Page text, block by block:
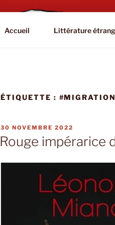
Blog Littéraire et Culturel
Accueil Littérature
ÉTIQUETTE : #MIGRATION
PUBLIÉ
LE
30 NOVEMBRE 2022
Rouge impérarice